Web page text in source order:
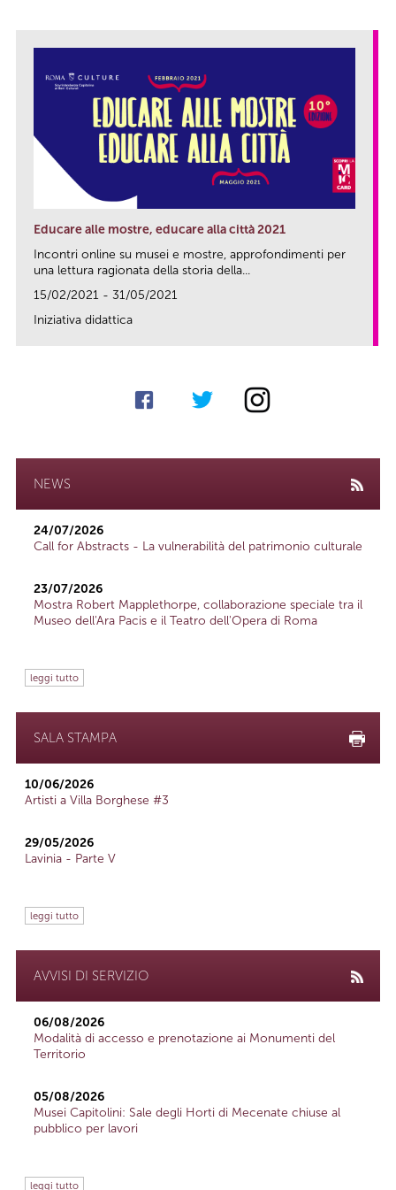
Educare alle mostre, educare alla città 2021
Incontri online su musei e mostre, approfondimenti per
una lettura ragionata della storia della...
15/02/2021 - 31/05/2021
Iniziativa didattica
NEWS
24/07/2026
Call for Abstracts - La vulnerabilità del patrimonio culturale
23/07/2026
Mostra Robert Mapplethorpe, collaborazione speciale tra il
Museo dell'Ara Pacis e il Teatro dell'Opera di Roma
leggi tutto
SALA STAMPA
10/06/2026
Artisti a Villa Borghese #3
29/05/2026
Lavinia - Parte V
leggi tutto
AVVISI DI SERVIZIO
06/08/2026
Modalità di accesso e prenotazione ai Monumenti del
Territorio
05/08/2026
Musei Capitolini: Sale degli Horti di Mecenate chiuse al
pubblico per lavori
leggi tutto